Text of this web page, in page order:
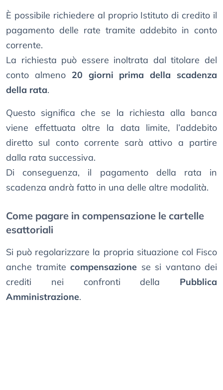
È possibile richiedere al proprio Istituto di credito il
pagamento delle rate tramite addebito in conto
corrente.
La richiesta può essere inoltrata dal titolare del
conto almeno 20 giorni prima della scadenza
della rata.
Questo significa che se la richiesta alla banca
viene effettuata oltre la data limite, l’addebito
diretto sul conto corrente sarà attivo a partire
dalla rata successiva.
Di conseguenza, il pagamento della rata in
scadenza andrà fatto in una delle altre modalità.
Come pagare in compensazione le cartelle
esattoriali
Si può regolarizzare la propria situazione col Fisco
anche tramite compensazione se si vantano dei
crediti nei confronti della Pubblica
Amministrazione.